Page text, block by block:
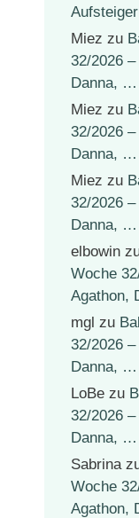
Aufsteiger
Miez zu
32/2026
Danna, …
Miez zu
32/2026
Danna, …
Miez zu
32/2026
Danna, …
elbowin
Woche
Agathon,
mgl zu
32/2026
Danna, …
LoBe zu
32/2026
Danna, …
Sabrina
Woche
Agathon,